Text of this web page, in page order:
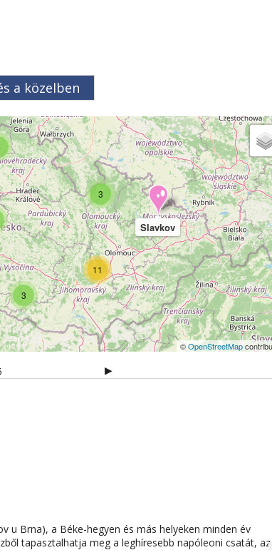
a közelben
3
3
11
Slavkov
©OpenStreetMap
▶
u Brna), a Béke-hegyen és más helyeken minden év
tapasztalhatja meg a leghíresebb napóleoni csatát, az